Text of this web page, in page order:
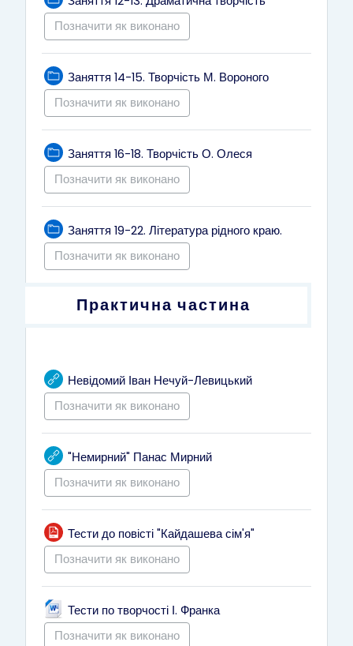
Позначити як виконано
Заняття 14-15. Творчість М. ВороногоТека
Позначити як виконано
Заняття 16-18. Творчість О. ОлесяТека
Позначити як виконано
Заняття 19-22. Література рідного краю.
Позначити як виконано
Практична частина
Невідомий Іван Нечуй-ЛевицькийURL (веб-
Позначити як виконано
"Немирний" Панас МирнийURL (веб-посилання)
Позначити як виконано
Тести до повісті "Кайдашева сім'я"Файл
Позначити як виконано
Тести по творчості І. ФранкаФайл
Позначити як виконано